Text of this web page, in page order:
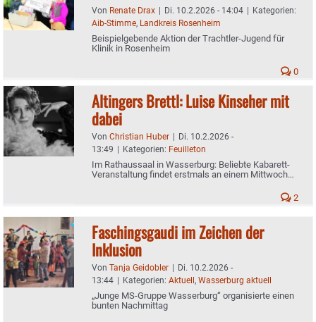
Von Renate Drax | Di. 10.2.2026 - 14:04 | Kategorien:
Aib-Stimme, Landkreis Rosenheim
Beispielgebende Aktion der Trachtler-Jugend für
Klinik in Rosenheim
0
Altingers Brettl: Luise Kinseher mit
dabei
Von Christian Huber | Di. 10.2.2026 -
13:49 | Kategorien: Feuilleton
Im Rathaussaal in Wasserburg: Beliebte Kabarett-
Veranstaltung findet erstmals an einem Mittwoch
2
Faschingsgaudi im Zeichen der
Inklusion
Von Tanja Geidobler | Di. 10.2.2026 -
13:44 | Kategorien: Aktuell, Wasserburg aktuell
„Junge MS-Gruppe Wasserburg“ organisierte einen
bunten Nachmittag